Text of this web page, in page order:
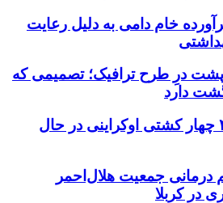
تن فرآورده خام دامی به دلیل رعایت
درِ طرح ترافیک؛ تصمیمی که
حمله روسیه به ۴ چهار کشتی اوکراینی در حال
جمعیت هلال‌احمر
در کربلا